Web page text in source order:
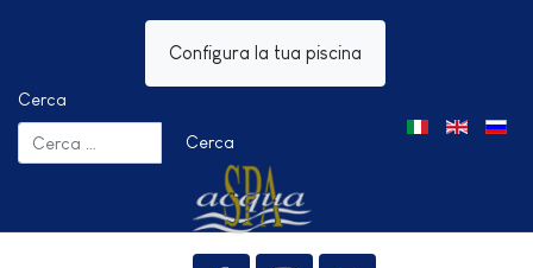
Configura la tua piscina
Cerca
Cerca
Seleziona la tua